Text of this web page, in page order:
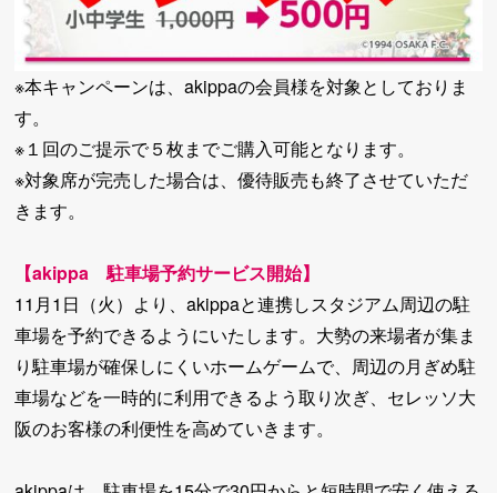
※本キャンペーンは、akippaの会員様を対象としておりま
す。
※１回のご提示で５枚までご購入可能となります。
※対象席が完売した場合は、優待販売も終了させていただ
きます。
【akippa 駐車場予約サービス開始】
11月1日（火）より、akippaと連携しスタジアム周辺の駐
車場を予約できるようにいたします。大勢の来場者が集ま
り駐車場が確保しにくいホームゲームで、周辺の月ぎめ駐
車場などを一時的に利用できるよう取り次ぎ、セレッソ大
阪のお客様の利便性を高めていきます。